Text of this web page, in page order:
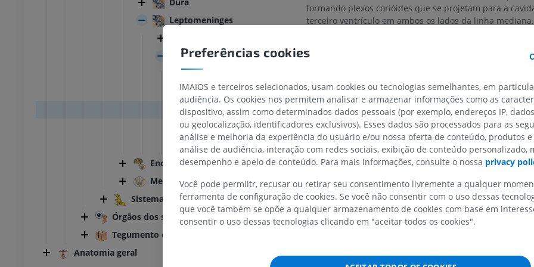
Leptomeninges
Pia-máter
Tênia corióidea
Tela corióidea
Plexo corióideo
Pia-máter espinal
Encéfalo
Medula espinal
Sistema nervoso periférico
Órgãos dos sentidos
Tegumento comum
Anatomia geral
formando plexos corióides que se projetam para a
terceiro ventrículo em ambos os lados da linha mediana.
estende lateralmente através da fissura corióidea e
dos ventrículos laterais. Atela corióideatambém
temporal por invasão da cavidade ventricular através
inferior da fissura corióidea, entre a estria terminal e a
hipocampo.
Noquarto ventrículo, atela corióidease estende entre
anteroinferior do cerebelo e o dorso da medula e do
quarto ventrículo, envolvida pelo epêndima, e forma o
O suprimento arterial para o núcleo vascular da tela
quarto ventrículo é proveniente das artérias cerebelares
e cerebral posterior suprem, respectivamente, o terceiro
do membro
IRM do tornozelo
Antepé IRM
PREMIUM
IRM do membro inferior
PREMIUM
MEMBRO SUPERIOR
IRM do membro superior
IRM
PREMIUM
IRM do ombro
IRM
PREMIUM
IRM do carpo
IRM
PREMIUM
Membro
Ilustrações
PREMIUM
Radiografias
inferior
Radiografias
IRM do
Ressonância
Preferências cookies
IMAIOS e terceiros selecionados, usam cookies ou tecnologias semelhantes, em
audiência. Os cookies nos permitem analisar e armazenar informações como as
dispositivo, assim como determinados dados pessoais (por exemplo, endereços IP,
ou geolocalização, identificadores exclusivos). Esses dados são processados para as
análise e melhoria da experiência do usuário e/ou nossa oferta de conteúdo, produtos e
análise de audiência, interação com redes sociais, exibição de conteúdo personalizado,
desempenho e apelo de conteúdo. Para mais informações, consulte o nossa privacy
Você pode permiitr, recusar ou retirar seu consentimento livremente a qualquer
ferramenta de configuração de cookies. Se você não consentir com o uso dessas
que você também se opõe a qualquer armazenamento de cookies com base em
consentir o uso dessas tecnologias clicando em "aceitar todos os cookies".